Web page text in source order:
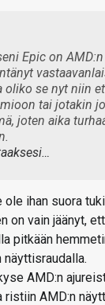
Epic on
se nyt niin
tai jotakin
joten aika
ihan suora
on vain jäänyt,
pitkään
näyttisraudalla.
AMD:n
ristiin AMD:n